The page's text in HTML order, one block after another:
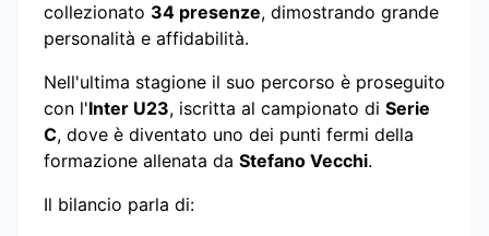
collezionato 34 presenze, dimostrando grande
personalità e affidabilità.
Nell'ultima stagione il suo percorso è proseguito
con l'Inter U23, iscritta al campionato di Serie
C, dove è diventato uno dei punti fermi della
formazione allenata da Stefano Vecchi.
Il bilancio parla di: